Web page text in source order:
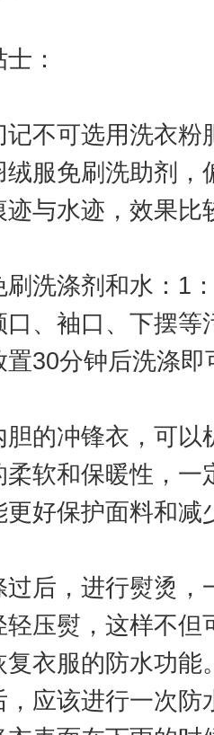
：
不可选用洗衣粉
服免刷洗助剂，
与水迹，效果比
洗涤剂和水：1
、袖口、下摆等
30分钟后洗涤即
的冲锋衣，可以
柔软和保暖性，一
好保护面料和减
后，进行熨烫，
轻压熨，这样不但
衣服的防水功能
应该进行一次防